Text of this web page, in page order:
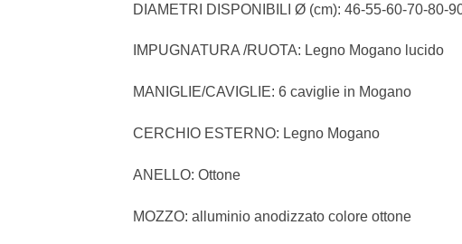
DIAMETRI DISPONIBILI Ø (cm): 46-55-60-70-80-
IMPUGNATURA /RUOTA: Legno Mogano lucido
MANIGLIE/CAVIGLIE: 6 caviglie in Mogano
CERCHIO ESTERNO: Legno Mogano
ANELLO: Ottone
MOZZO: alluminio anodizzato colore ottone